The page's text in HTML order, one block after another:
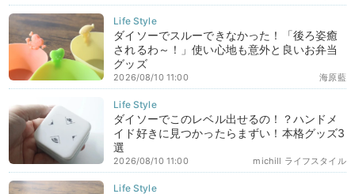
ダイソーでスルーできなかった！「後ろ姿癒
されるわ～！」使い心地も意外と良いお弁当
グッズ
海原藍
2026/08/10 11:00
ダイソーでこのレベル出せるの！？ハンドメ
イド好きに見つかったらまずい！本格グッズ3
選
michill ライフスタイル
2026/08/10 11:00